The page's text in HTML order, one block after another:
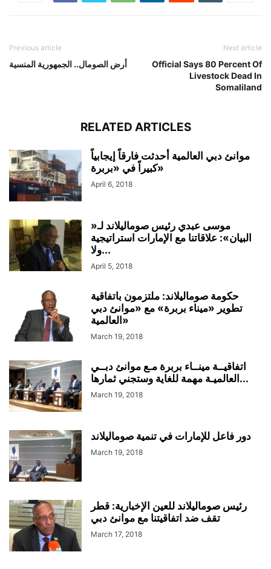
Previous article
أرض الصومال.. الجمهورية المنسية
Next article
Official Says 80 Percent Of
Livestock Dead In
Somaliland
RELATED ARTICLES
موانئ دبي العالمية أحدثت فارقاً إيجابياً
كبيراً في «بربرة»
April 6, 2018
موسى عبدي رئيس صوماليلاند لـ«
البيان»: علاقاتنا مع الإمارات استراتيجية
ولا...
April 5, 2018
حكومة صوماليلاند: ملتزمون باتفاقية
تطوير «ميناء بربرة» مع «موانئ دبي
العالمية»
March 19, 2018
اتفاقيــة مينــاء بربرة مـع موانئ دبــي
العالميـة مهمة للغاية وستجني ثمارها...
March 19, 2018
دور فاعل للإمارات في تنمية صوماليلاند
March 19, 2018
رئيس صوماليلاند للعين الإخبارية: قطر
تقف ضد اتفاقيتنا مع موانئ دبي
March 17, 2018